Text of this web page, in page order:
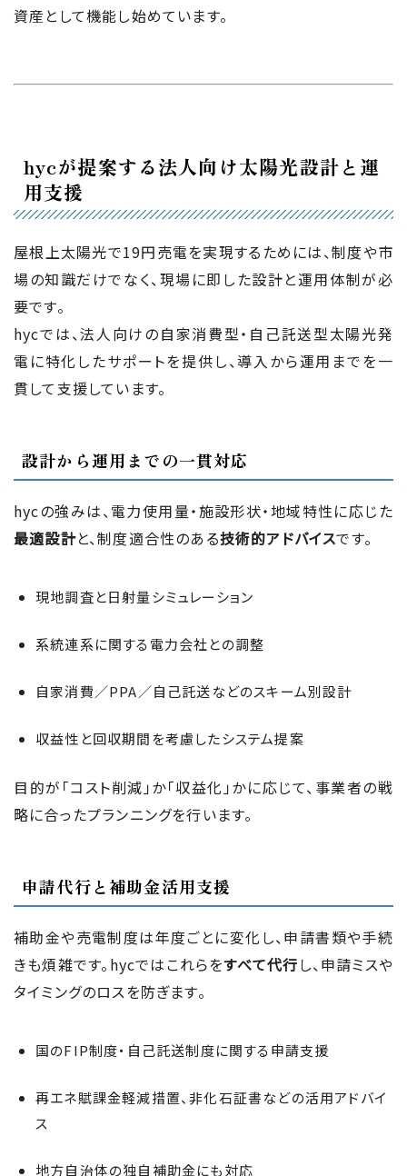
資産として機能し始めています。
hycが提案する法人向け太陽光設計と運
用支援
屋根上太陽光で19円売電を実現するためには、制度や市
場の知識だけでなく、現場に即した設計と運用体制が必
要です。
hycでは、法人向けの自家消費型・自己託送型太陽光発
電に特化したサポートを提供し、導入から運用までを一
貫して支援しています。
設計から運用までの一貫対応
hycの強みは、電力使用量・施設形状・地域特性に応じた
最適設計と、制度適合性のある技術的アドバイスです。
現地調査と日射量シミュレーション
系統連系に関する電力会社との調整
自家消費／PPA／自己託送などのスキーム別設計
収益性と回収期間を考慮したシステム提案
目的が「コスト削減」か「収益化」かに応じて、事業者の戦
略に合ったプランニングを行います。
申請代行と補助金活用支援
補助金や売電制度は年度ごとに変化し、申請書類や手続
きも煩雑です。hycではこれらをすべて代行し、申請ミスや
タイミングのロスを防ぎます。
国のFIP制度・自己託送制度に関する申請支援
再エネ賦課金軽減措置、非化石証書などの活用アドバイ
ス
地方自治体の独自補助金にも対応